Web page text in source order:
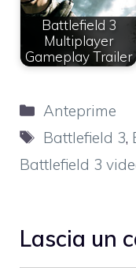
Battlefield 3
Multiplayer
Gameplay Trailer
Categorie
Anteprime
Tag
Battlefield 3,
Battlefield 3
Lascia un